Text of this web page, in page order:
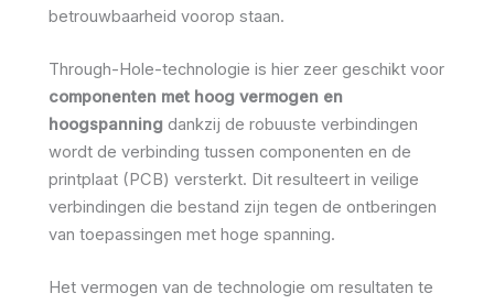
betrouwbaarheid voorop staan.
Through-Hole-technologie is hier zeer geschikt voor
componenten met hoog vermogen en
hoogspanning dankzij de robuuste verbindingen
wordt de verbinding tussen componenten en de
printplaat (PCB) versterkt. Dit resulteert in veilige
verbindingen die bestand zijn tegen de ontberingen
van toepassingen met hoge spanning.
Het vermogen van de technologie om resultaten te